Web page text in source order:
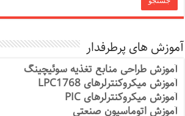
آموزش های پرطرفدار
آموزش طراحی منابع تغذیه سوئیچینگ
آموزش میکروکنترلرهای LPC1768
آموزش میکروکنترلرهای PIC
آموزش اتوماسیون صنعتی